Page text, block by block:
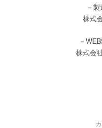
－
株式
－
株式会